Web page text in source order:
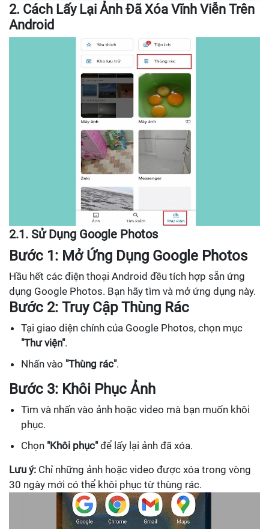
2. Cách Lấy Lại Ảnh Đã Xóa Vĩnh Viễn Trên
Android
2.1. Sử Dụng Google Photos
Bước 1: Mở Ứng Dụng Google Photos
Hầu hết các điện thoại Android đều tích hợp sẵn ứng
dụng Google Photos. Bạn hãy tìm và mở ứng dụng này.
Bước 2: Truy Cập Thùng Rác
Tại giao diện chính của Google Photos, chọn mục
"Thư viện".
Nhấn vào "Thùng rác".
Bước 3: Khôi Phục Ảnh
Tìm và nhấn vào ảnh hoặc video mà bạn muốn khôi
phục.
Chọn "Khôi phục"để lấy lại ảnh đã xóa.
Lưu ý: Chỉ những ảnh hoặc video được xóa trong vòng
30 ngày mới có thể khôi phục từ thùng rác.